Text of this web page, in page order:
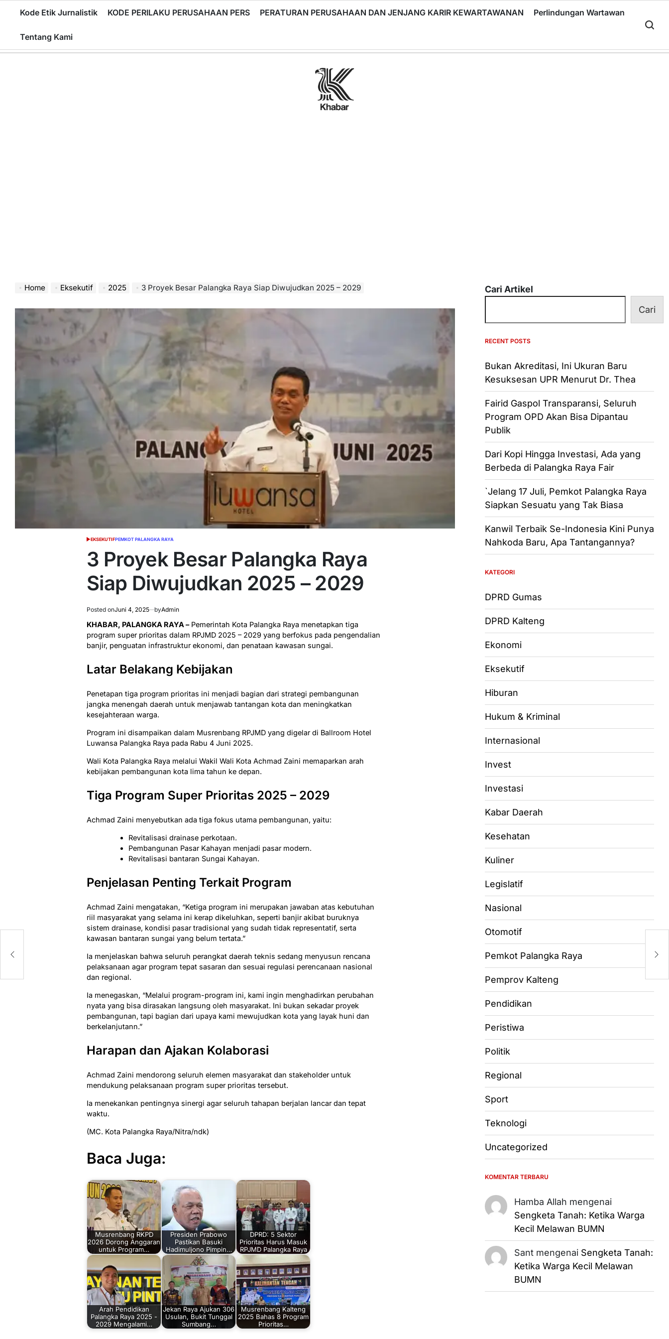
content
Kode Etik Jurnalistik KODE PERILAKU PERUSAHAAN PERS PERATURAN PERUSAHAAN DAN JENJANG KARIR KEWARTAWANAN Perlindungan Wartawan
Tentang Kami
Home Eksekutif 2025 3 Proyek Besar Palangka Raya Siap Diwujudkan 2025 – 2029
POSTED
EKSEKUTIFPEMKOT PALANGKA RAYA
3 Proyek Besar Palangka Raya
Siap Diwujudkan 2025 – 2029
Posted onJuni 4, 2025 byAdmin
KHABAR, PALANGKA RAYA –Pemerintah Kota Palangka Raya menetapkan tiga
program super prioritas dalam RPJMD 2025 – 2029 yang berfokus pada pengendalian
banjir, penguatan infrastruktur ekonomi, dan penataan kawasan sungai.
Latar Belakang Kebijakan
Penetapan tiga program prioritas ini menjadi bagian dari strategi pembangunan
jangka menengah daerah untuk menjawab tantangan kota dan meningkatkan
kesejahteraan warga.
Program ini disampaikan dalam Musrenbang RPJMD yang digelar di Ballroom Hotel
Luwansa Palangka Raya pada Rabu 4 Juni 2025.
Wali Kota Palangka Raya melalui Wakil Wali Kota Achmad Zaini memaparkan arah
kebijakan pembangunan kota lima tahun ke depan.
Tiga Program Super Prioritas 2025 – 2029
Achmad Zaini menyebutkan ada tiga fokus utama pembangunan, yaitu:
Revitalisasi drainase perkotaan.
Pembangunan Pasar Kahayan menjadi pasar modern.
Revitalisasi bantaran Sungai Kahayan.
Penjelasan Penting Terkait Program
Achmad Zaini mengatakan, “Ketiga program ini merupakan jawaban atas kebutuhan
riil masyarakat yang selama ini kerap dikeluhkan, seperti banjir akibat buruknya
sistem drainase, kondisi pasar tradisional yang sudah tidak representatif, serta
kawasan bantaran sungai yang belum tertata.”
Ia menjelaskan bahwa seluruh perangkat daerah teknis sedang menyusun rencana
pelaksanaan agar program tepat sasaran dan sesuai regulasi perencanaan nasional
dan regional.
Ia menegaskan, “Melalui program-program ini, kami ingin menghadirkan perubahan
nyata yang bisa dirasakan langsung oleh masyarakat. Ini bukan sekadar proyek
pembangunan, tapi bagian dari upaya kami mewujudkan kota yang layak huni dan
berkelanjutann.”
Harapan dan Ajakan Kolaborasi
Achmad Zaini mendorong seluruh elemen masyarakat dan stakeholder untuk
mendukung pelaksanaan program super prioritas tersebut.
Ia menekankan pentingnya sinergi agar seluruh tahapan berjalan lancar dan tepat
waktu.
(MC. Kota Palangka Raya/Nitra/ndk)
Baca Juga:
Musrenbang RKPD
2026 Dorong Anggaran
untuk Program…
Presiden Prabowo
Pastikan Basuki
Hadimuljono Pimpin…
DPRD: 5 Sektor
Prioritas Harus Masuk
RPJMD Palangka Raya
Arah Pendidikan
Palangka Raya 2025 -
2029 Mengalami…
Jekan Raya Ajukan 306
Usulan, Bukit Tunggal
Sumbang…
Musrenbang Kalteng
2025 Bahas 8 Program
Prioritas…
Cari Artikel
Cari
RECENT POSTS
Bukan Akreditasi, Ini Ukuran Baru
Kesuksesan UPR Menurut Dr. Thea
Fairid Gaspol Transparansi, Seluruh
Program OPD Akan Bisa Dipantau
Publik
Dari Kopi Hingga Investasi, Ada yang
Berbeda di Palangka Raya Fair
`Jelang 17 Juli, Pemkot Palangka Raya
Siapkan Sesuatu yang Tak Biasa
Kanwil Terbaik Se-Indonesia Kini Punya
Nahkoda Baru, Apa Tantangannya?
KATEGORI
DPRD Gumas
DPRD Kalteng
Ekonomi
Eksekutif
Hiburan
Hukum & Kriminal
Internasional
Invest
Investasi
Kabar Daerah
Kesehatan
Kuliner
Legislatif
Nasional
Otomotif
Pemkot Palangka Raya
Pemprov Kalteng
Pendidikan
Peristiwa
Politik
Regional
Sport
Teknologi
Uncategorized
KOMENTAR TERBARU
Hamba Allah mengenai
Sengketa Tanah: Ketika Warga
Kecil Melawan BUMN
Santmengenai Sengketa Tanah:
Ketika Warga Kecil Melawan
BUMN